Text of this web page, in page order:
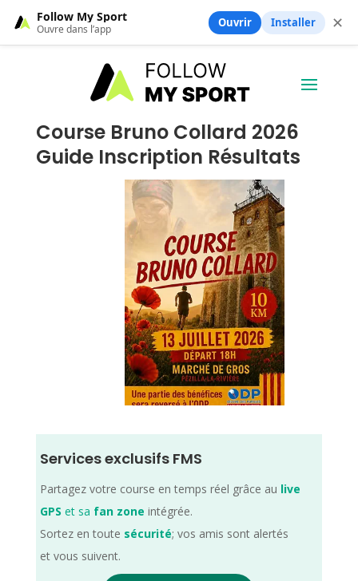
Course Bruno Collard 2026
Guide Inscription Résultats
Services exclusifs FMS
Partagez votre course en temps réel grâce au live
GPS et sa fan zone intégrée.
Sortez en toute sécurité; vos amis sont alertés
et vous suivent.
Follow My Sport
Ouvre dans l’app Ouvrir Installer ✕